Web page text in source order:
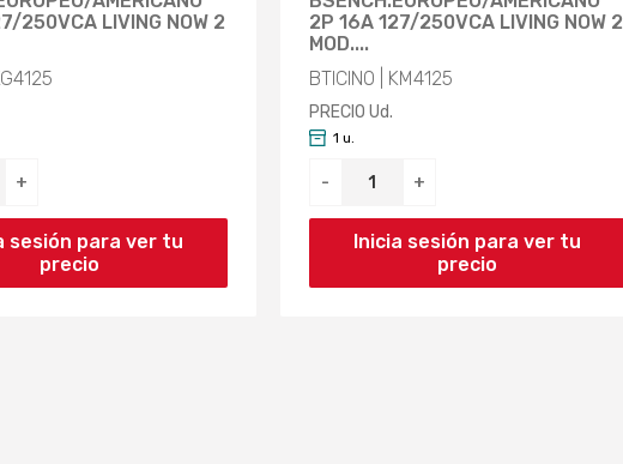
250VCA LIVING NOW 2
+
sesión para ver tu
precio
2P 16A 127/250VCA LIVING NOW 2
MOD....
BTICINO | KM4125
PRECIO Ud.
- +
1 u.
Inicia sesión para ver tu
precio